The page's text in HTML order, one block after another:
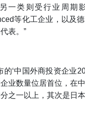
一类则受行业周期
等化工企业，以及
表。”
的‘中国外商投资企业
业数量位居首位，在
之一以上，其次是日